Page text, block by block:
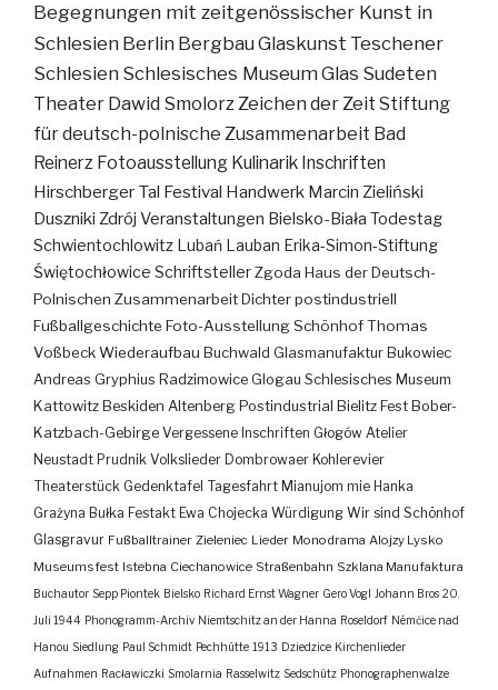
Begegnungen mit zeitgenössischer Kunst in
Schlesien Berlin BergbauGlaskunst Teschener
Schlesien Schlesisches MuseumGlas Sudeten
Theater Dawid SmolorzZeichen der Zeit Stiftung
für deutsch-polnische Zusammenarbeit Bad
Reinerz Fotoausstellung Kulinarik Inschriften
Hirschberger Tal Festival Handwerk Marcin Zieliński
Duszniki Zdrój Veranstaltungen Bielsko-Biała Todestag
Schwientochlowitz Lubań Lauban Erika-Simon-Stiftung
Świętochłowice SchriftstellerZgoda Haus der Deutsch-
Polnischen ZusammenarbeitDichterpostindustriell
Fußballgeschichte Foto-AusstellungSchönhofThomas
VoßbeckWiederaufbau Buchwald Glasmanufaktur Bukowiec
Andreas Gryphius Radzimowice Glogau Schlesisches Museum
Kattowitz Beskiden Altenberg Postindustrial Bielitz Fest Bober-
Katzbach-Gebirge Vergessene Inschriften Głogów Atelier
Neustadt Prudnik Volkslieder Dombrowaer Kohlerevier
Theaterstück Gedenktafel Tagesfahrt Mianujom mie Hanka
Grażyna Bułka Festakt Ewa Chojecka Würdigung Wir sind Schönhof
Glasgravur Fußballtrainer Zieleniec Lieder Monodrama Alojzy Lysko
Museumsfest Istebna Ciechanowice Straßenbahn Szklana Manufaktura
Buchautor Sepp Piontek Bielsko Richard Ernst Wagner Gero Vogl Johann Bros 20.
Juli 1944 Phonogramm-Archiv Niemtschitz an der Hanna Roseldorf Némčice nad
Hanou Siedlung Paul Schmidt Pechhütte 1913 Dziedzice Kirchenlieder
Aufnahmen Racławiczki Smolarnia Rasselwitz Sedschütz Phonographenwalze